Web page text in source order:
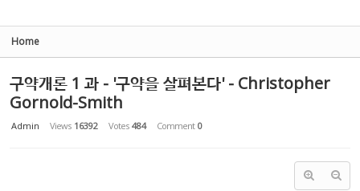
Home
구약개론 1 과 - '구약을 살펴본다' - Christopher
Gornold-Smith
Admin Views 16392 Votes 484 Comment 0